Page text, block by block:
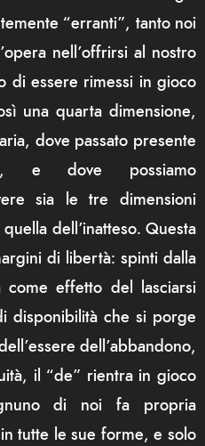
“erranti”, tanto noi
nell’offrirsi al nostro
di essere rimessi in gioco
una quarta dimensione,
dove passato presente
e dove possiamo
sia le tre dimensioni
dell’inatteso. Questa
di libertà: spinti dalla
come effetto del lasciarsi
disponibilità che si porge
dell’abbandono,
il “de” rientra in gioco
di noi fa propria
tutte le sue forme, e solo